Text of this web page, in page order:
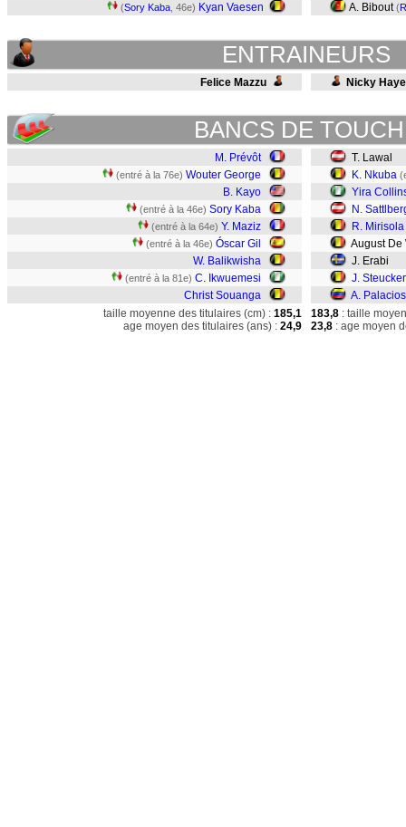
(Sory Kaba , 46e) Kyan Vaesen
A. Bibout(
ENTRAINEURS
Felice Mazzu Nicky
BANCS DE
M. Prévôt
(entré à la 76e) Wouter George
B. Kayo
(entré à la 46e) Sory Kaba
(entré à la 64e) Y. Maziz
(entré à la 46e) Óscar Gil
W. Balikwisha
(entré à la 81e) C. Ikwuemesi
Christ Souanga
T. Lawal
K. Nkuba
Yira
N.
R. Mirisola
August
J. Erabi
J.
A. Palacios
taille moyenne des titulaires (cm) : 185,1
age moyen des titulaires (ans) : 24,9
183,8 : taille
23,8 : age moyen